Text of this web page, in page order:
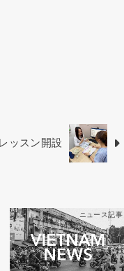
ッスン開設
ニュース記事